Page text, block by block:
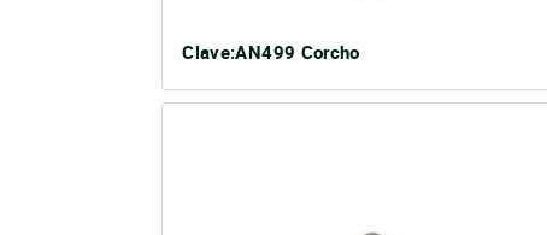
Clave:AN499 Corcho